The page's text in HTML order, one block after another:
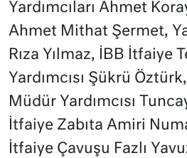
Yardımcıları Ahmet
Ahmet Mithat Şermet,
Rıza Yılmaz, İBB İtfaiye
Yardımcısı Şükrü
Müdür Yardımcısı
İtfaiye Zabıta Amiri
İtfaiye Çavuşu Fazlı